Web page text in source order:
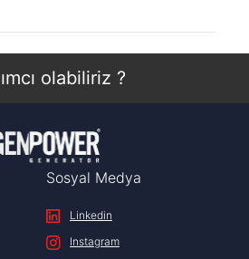
olabiliriz ?
Sosyal Medya
Linkedin
Instagram